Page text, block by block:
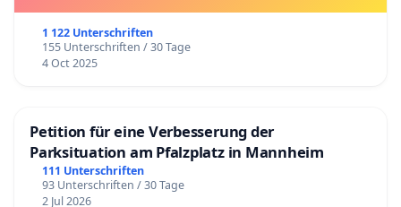
1 122 Unterschriften
155 Unterschriften / 30 Tage
4 Oct 2025
Petition für eine Verbesserung der
Parksituation am Pfalzplatz in Mannheim
111 Unterschriften
93 Unterschriften / 30 Tage
2 Jul 2026